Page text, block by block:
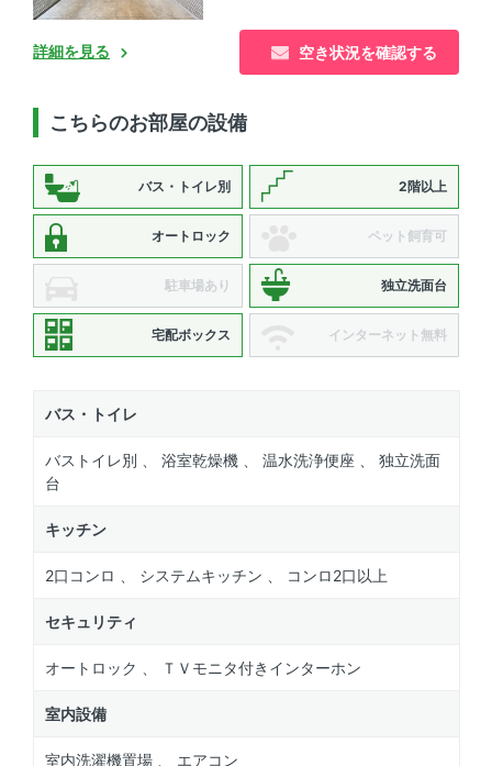
空き状況を確認する
詳細を見る
こちらのお部屋の設備
バス・トイレ別 2階以上
オートロック ペット飼育可
駐車場あり 独立洗面台
宅配ボックス インターネット無料
バス・トイレ
バストイレ別 、 浴室乾燥機 、 温水洗浄便座 、 独立洗面
台
キッチン
2口コンロ 、 システムキッチン 、 コンロ2口以上
セキュリティ
オートロック 、 ＴＶモニタ付きインターホン
室内設備
室内洗濯機置場 、 エアコン